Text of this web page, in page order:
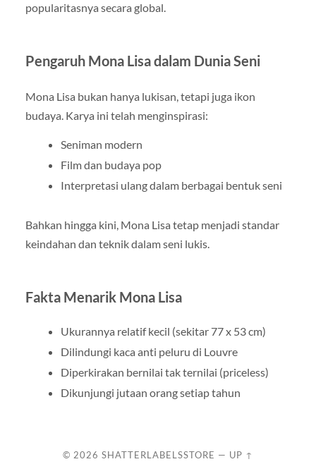
popularitasnya secara global.
Pengaruh Mona Lisa dalam Dunia Seni
Mona Lisa bukan hanya lukisan, tetapi juga ikon
budaya. Karya ini telah menginspirasi:
Seniman modern
Film dan budaya pop
Interpretasi ulang dalam berbagai bentuk seni
Bahkan hingga kini, Mona Lisa tetap menjadi standar
keindahan dan teknik dalam seni lukis.
Fakta Menarik Mona Lisa
Ukurannya relatif kecil (sekitar 77 x 53 cm)
Dilindungi kaca anti peluru di Louvre
Diperkirakan bernilai tak ternilai (priceless)
Dikunjungi jutaan orang setiap tahun
© 2026 SHATTERLABELSSTORE — UP ↑